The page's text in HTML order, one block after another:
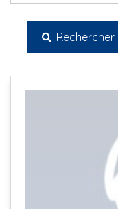
Rechercher